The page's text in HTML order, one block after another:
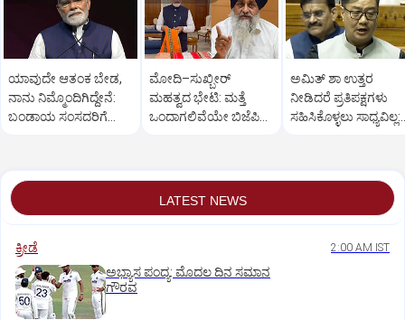
ಯಾವುದೇ ಆತಂಕ ಬೇಡ,
ನಾನು ನಿಮ್ಮೊಂದಿಗಿದ್ದೇನೆ:
ಬಂಡಾಯ ಸಂಸದರಿಗೆ
ಮೋದಿ–ಸುಖ್ಬೀರ್
ಮಹತ್ವದ ಭೇಟಿ: ಮತ್ತೆ
ಒಂದಾಗಲಿವೆಯೇ ಬಿಜೆಪಿ–
ಅಮಿತ್ ಶಾ ಉತ್ತರ
ನೀಡಿದರೆ ಪ್ರತಿಪಕ್ಷಗಳು
ಸಹಿಸಿಕೊಳ್ಳಲು ಸಾಧ್ಯವಿಲ್ಲ:
LATEST NEWS
ಕ್ರೀಡೆ 2:00 AM IST
ಅಭ್ಯಾಸ ಪಂದ್ಯ: ಮೊದಲ ದಿನ ಸಮಾನ
ಗೌರವ